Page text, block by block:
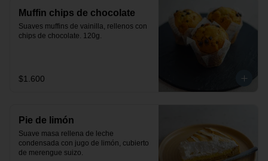
Muffin chips de chocolate
Suaves muffins de vainilla, rellenos con
chips de chocolate. 120g.
$1.600
Pie de limón
Suave masa rellena de leche
condensada con jugo de limón, cubierto
de merengue suizo.